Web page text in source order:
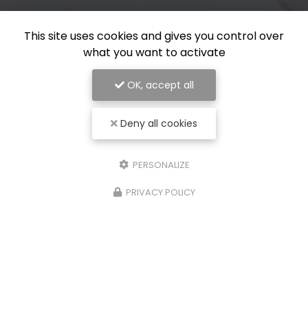
This site uses cookies and gives you control over
what you want to activate
OK, accept all
Deny all cookies
PERSONALIZE
PRIVACY POLICY